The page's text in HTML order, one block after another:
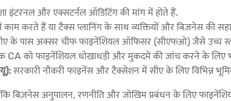
इंटरनल और एक्सटर्नल ऑडिटिंग की मांग में होते हैं.
करते हैं या टैक्स प्लानिंग के साथ व्यक्तियों और बिज़नेस की
के पास अक्सर चीफ फाइनेंशियल ऑफिसर (सीएफओ) जैसे उच्च
CA को फाइनेंशियल धोखाधड़ी और मुकदमे की जांच करने के लिए
सरकारी नौकरी फाइनेंस और टैक्सेशन में सीए के लिए विभिन्न
बिज़नेस अनुपालन, रणनीति और जोखिम प्रबंधन के लिए